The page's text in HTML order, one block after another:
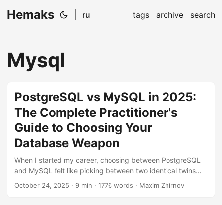
Hemaks ru tags archive search
Mysql
PostgreSQL vs MySQL in 2025:
The Complete Practitioner's
Guide to Choosing Your
Database Weapon
When I started my career, choosing between PostgreSQL
and MySQL felt like picking between two identical twins
wearing different colored shirts. Now, after years of
October 24, 2025 · 9 min · 1776 words · Maxim Zhirnov